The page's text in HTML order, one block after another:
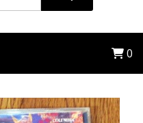
0